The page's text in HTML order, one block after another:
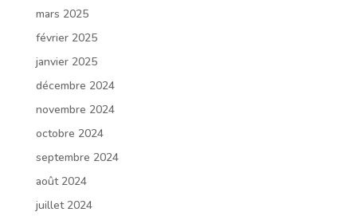
mars 2025
février 2025
janvier 2025
décembre 2024
novembre 2024
octobre 2024
septembre 2024
août 2024
juillet 2024